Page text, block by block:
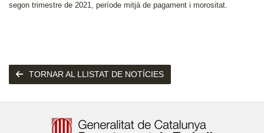
segon trimestre de 2021, període mitjà de pagament i morositat.
TORNAR AL LLISTAT DE NOTÍCIES